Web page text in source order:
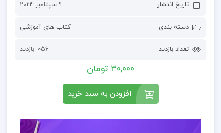
تاریخ انتشار 9 سپتامبر 2024
دسته بندی کتاب های آموزشی
تعداد بازدید 1056 بازدید
30,000 تومان
افزودن به سبد خرید